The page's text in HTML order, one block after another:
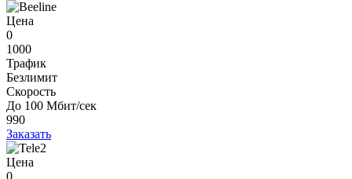
Цена
0
1000
Трафик
Безлимит
Скорость
До 100 Мбит/сек
990
Заказать
Цена
0